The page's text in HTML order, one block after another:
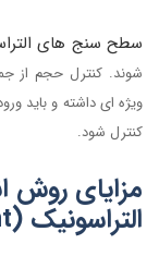
سطح سنج های
شوند. کنترل حجم از
ویژه ای داشته و باید
کنترل شود.
مزایای روش
التراسونیک (Level Measurement)